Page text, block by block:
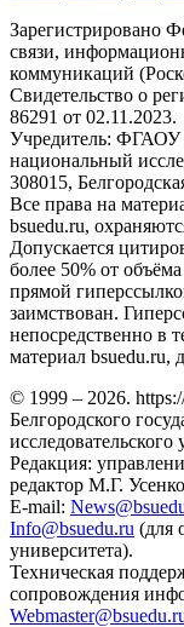
Зарегистрировано
связи,
коммуникаций
Свидетельство о
86291 от 02.11.2023.
Учредитель: ФГАОУ
национальный
308015,
Все права на
bsuedu.ru,
Допускается
более 50% от
прямой
заимствован.
непосредственно в
материал bsuedu.ru,
© 1999 – 2026.
Белгородского
Редакция:
редактор М.Г.
E-mail:
Info@bsuedu.ru (для
университета).
Техническая
сопровождения